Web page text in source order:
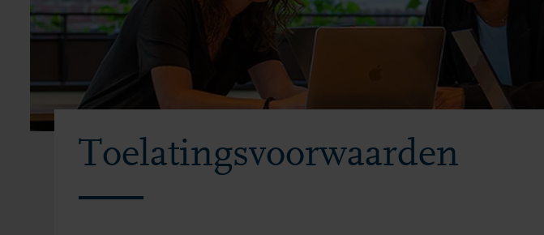
Toelatingsvoorwaarden